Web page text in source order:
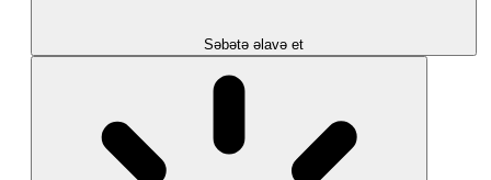
Səbətə əlavə et